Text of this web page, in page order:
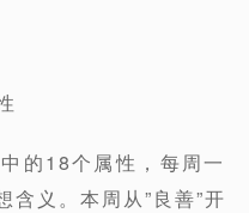
的18个属性，每周一
含义。本周从”良善”开